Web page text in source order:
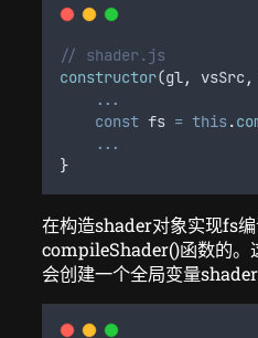
// shader.js
constructor(gl, vsSrc ,
...
const fs = this.
...
}
在构造shader对象实现fs
compileShader()函数的
会创建一个全局变量shader